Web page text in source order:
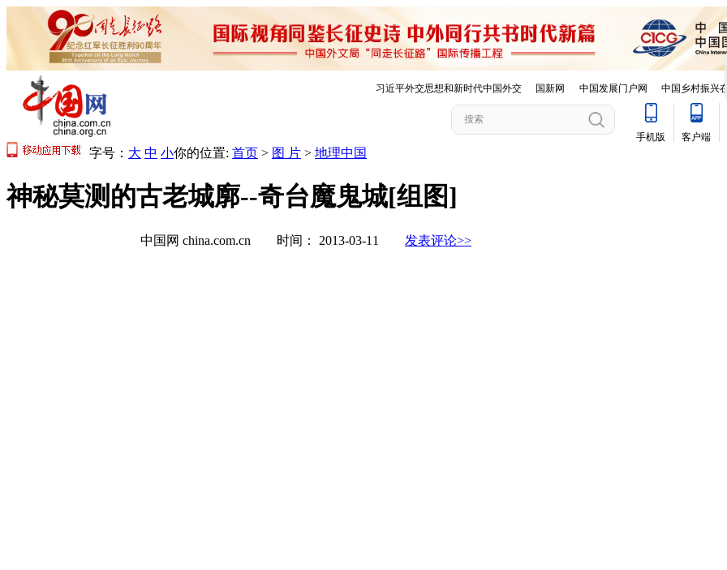
字号： 大 中 小你的位置: 首页 > 图 片 > 地理中国
神秘莫测的古老城廓--奇台魔鬼城[组图]
中国网 china.com.cn 时间： 2013-03-11 发表评论>>